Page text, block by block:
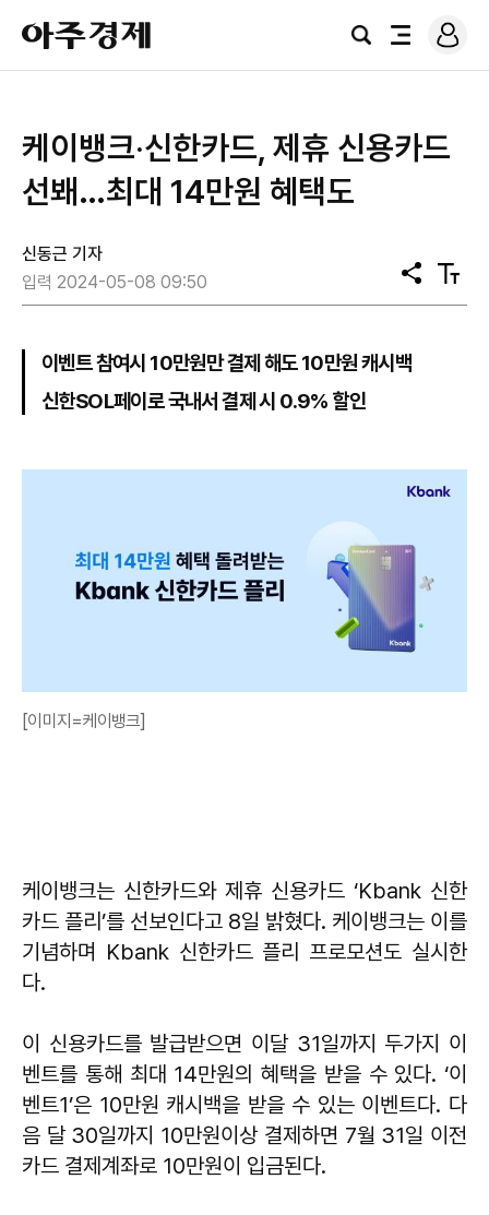
아
주
경
검
전
로
그
케이뱅크‧신한카드, 제휴 신용카드
선봬…최대 14만원 혜택도
신동근 기자
입력 2024-05-08 09:50
공
유
텍
스
이벤트 참여시 10만원만 결제 해도 10만원 캐시백
신한SOL페이로 국내서 결제 시 0.9% 할인
[이미지=케이뱅크]
케이뱅크는 신한카드와 제휴 신용카드 ‘Kbank 신한
카드 플리’를 선보인다고 8일 밝혔다. 케이뱅크는 이를
기념하며 Kbank 신한카드 플리 프로모션도 실시한
다.
이 신용카드를 발급받으면 이달 31일까지 두가지 이
벤트를 통해 최대 14만원의 혜택을 받을 수 있다. ‘이
벤트1’은 10만원 캐시백을 받을 수 있는 이벤트다. 다
음 달 30일까지 10만원이상 결제하면 7월 31일 이전
카드 결제계좌로 10만원이 입금된다.